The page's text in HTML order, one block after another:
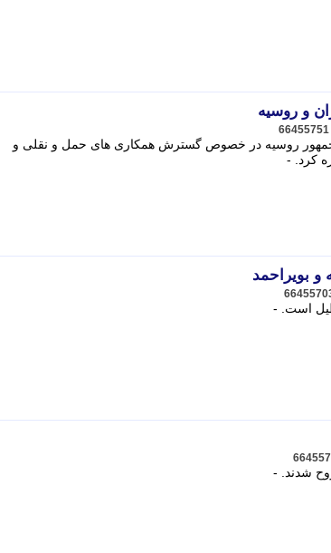
و روسیه
66455751
جمهور روسیه در خصوص گسترش همکاری های حمل و نقلی و
کرد. -
بویراحمد
است. -